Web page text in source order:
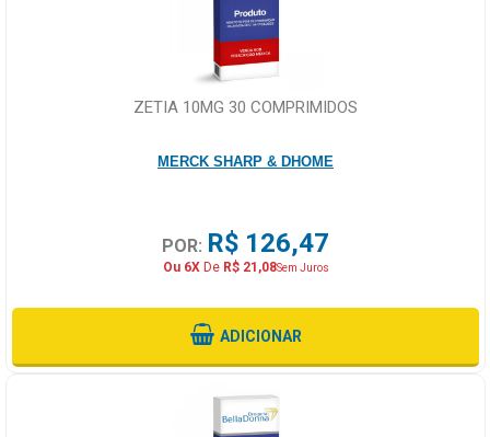
ZETIA 10MG 30 COMPRIMIDOS
MERCK SHARP & DHOME
POR: R$ 126,47
Ou 6XDe R$ 21,08Sem Juros
ADICIONAR